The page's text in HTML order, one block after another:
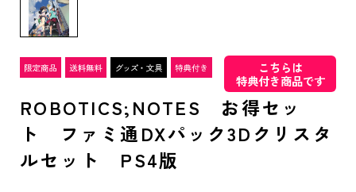
こちらは
特典付き商品です
ROBOTICS;NOTES お得セッ
ト ファミ通DXパック3Dクリスタ
ルセット PS4版